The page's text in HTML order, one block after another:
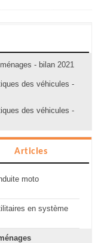
- bilan 2021
des véhicules -
des véhicules -
Articles
moto
en système